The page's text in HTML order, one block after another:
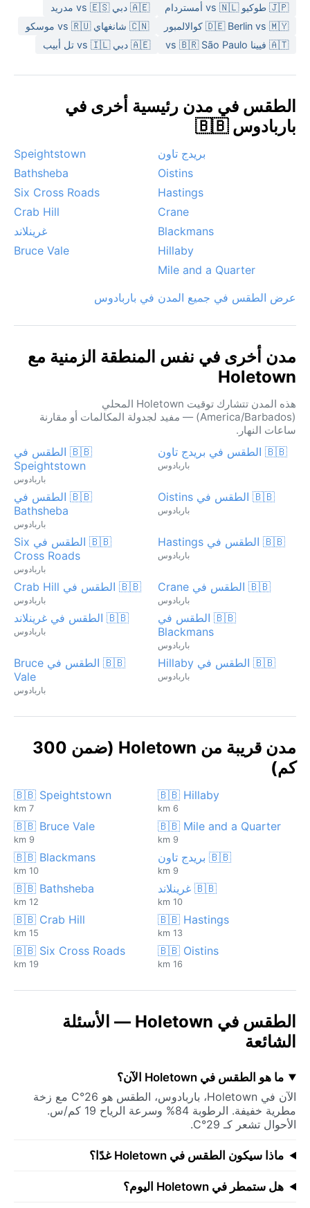
🇯🇵 طوكيو vs 🇳🇱 أمستردام
🇦🇪 دبي vs 🇪🇸 مدريد
🇩🇪 Berlin vs 🇲🇾 كوالالمبور
🇨🇳 شانغهاي vs 🇷🇺 موسكو
🇦🇹 فيينا vs 🇧🇷 São Paulo
🇦🇪 دبي vs 🇮🇱 تل أبيب
الطقس في مدن رئيسية أخرى في
باربادوس 🇧🇧
بريدج تاون
Speightstown
Oistins
Bathsheba
Hastings
Six Cross Roads
Crane
Crab Hill
Blackmans
غرينلاند
Hillaby
Bruce Vale
Mile and a Quarter
عرض الطقس في جميع المدن في باربادوس
مدن أخرى في نفس المنطقة الزمنية مع
Holetown
هذه المدن تتشارك توقيت Holetown المحلي
(America/Barbados) — مفيد لجدولة المكالمات أو مقارنة
ساعات النهار.
🇧🇧 الطقس في بريدج تاون
باربادوس
🇧🇧 الطقس في
Speightstown
باربادوس
🇧🇧 الطقس في Oistins
باربادوس
🇧🇧 الطقس في
Bathsheba
باربادوس
🇧🇧 الطقس في Hastings
باربادوس
🇧🇧 الطقس في Six
Cross Roads
باربادوس
🇧🇧 الطقس في Crane
باربادوس
🇧🇧 الطقس في Crab Hill
باربادوس
🇧🇧 الطقس في
Blackmans
باربادوس
🇧🇧 الطقس في غرينلاند
باربادوس
🇧🇧 الطقس في Hillaby
باربادوس
🇧🇧 الطقس في Bruce
Vale
باربادوس
مدن قريبة من Holetown (ضمن 300
كم)
🇧🇧 Hillaby
6 km
🇧🇧 Speightstown
7 km
🇧🇧 Mile and a Quarter
9 km
🇧🇧 Bruce Vale
9 km
🇧🇧 بريدج تاون
9 km
🇧🇧 Blackmans
10 km
🇧🇧 غرينلاند
10 km
🇧🇧 Bathsheba
12 km
🇧🇧 Hastings
13 km
🇧🇧 Crab Hill
15 km
🇧🇧 Oistins
16 km
🇧🇧 Six Cross Roads
19 km
الطقس في Holetown — الأسئلة
الشائعة
ما هو الطقس في Holetown الآن؟
الآن في Holetown، باربادوس، الطقس هو 26°C مع زخة
مطرية خفيفة. الرطوبة 84% وسرعة الرياح 19 كم/س.
الأحوال تشعر كـ 29°C.
ماذا سيكون الطقس في Holetown غدًا؟
هل ستمطر في Holetown اليوم؟